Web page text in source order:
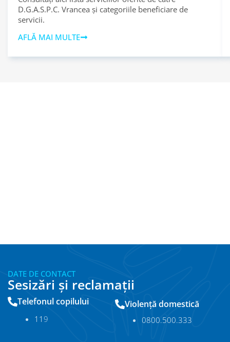
D.G.A.S.P.C. Vrancea și categoriile beneficiare de
servicii.
AFLĂ MAI MULTE
DATE DE CONTACT
Sesizări și reclamații
Telefonul copilului
11 9
Violență domestică
0800.500.333